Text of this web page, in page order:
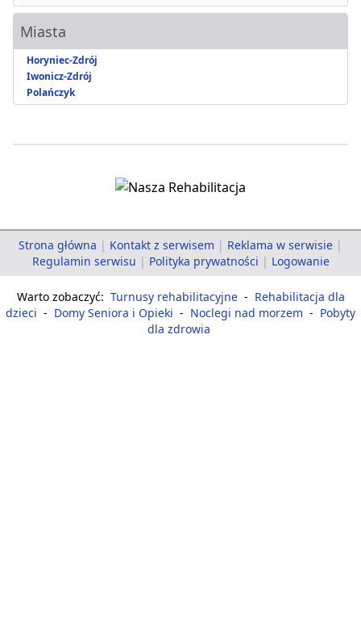
Miasta
Horyniec-Zdrój
Iwonicz-Zdrój
Polańczyk
Strona główna | Kontakt z serwisem | Reklama w serwisie |
Regulamin serwisu | Polityka prywatności | Logowanie
Warto zobaczyć: Turnusy rehabilitacyjne - Rehabilitacja dla
dzieci - Domy Seniora i Opieki - Noclegi nad morzem - Pobyty
dla zdrowia